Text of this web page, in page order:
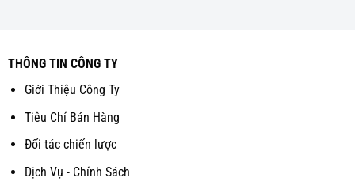
THÔNG TIN CÔNG TY
Giới Thiệu Công Ty
Tiêu Chí Bán Hàng
Đối tác chiến lược
Dịch Vụ - Chính Sách